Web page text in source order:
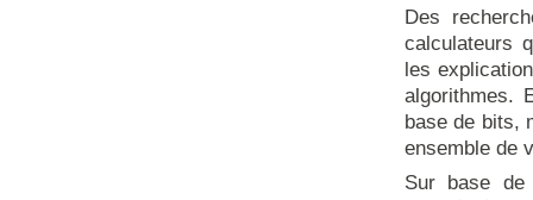
Des
calculateurs
les
algorithmes.
base de bits,
ensemble de
Sur base de